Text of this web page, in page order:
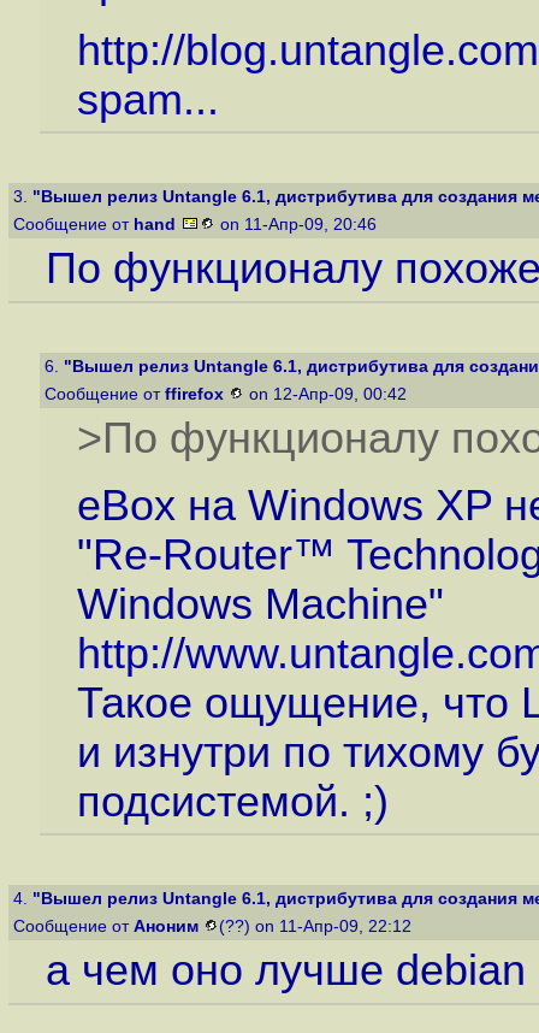
http://
spam...
3. "Вышел релиз Untangle 6.1, дистрибутива для создания
Сообщение от hand on 11-Апр-09, 20:46
По функционалу
6. "Вышел релиз Untangle 6.1, дистрибутива для
Сообщение от ffirefox on 12-Апр-09, 00:42
>По функционалу
eBox на Windows XP
"Re-Router™
Windows Machine"
http://
Такое ощущение, что
и изнутри по тихому
подсистемой. ;)
4. "Вышел релиз Untangle 6.1, дистрибутива для создания
Сообщение от Аноним (??) on 11-Апр-09, 22:12
а чем оно лучше debian